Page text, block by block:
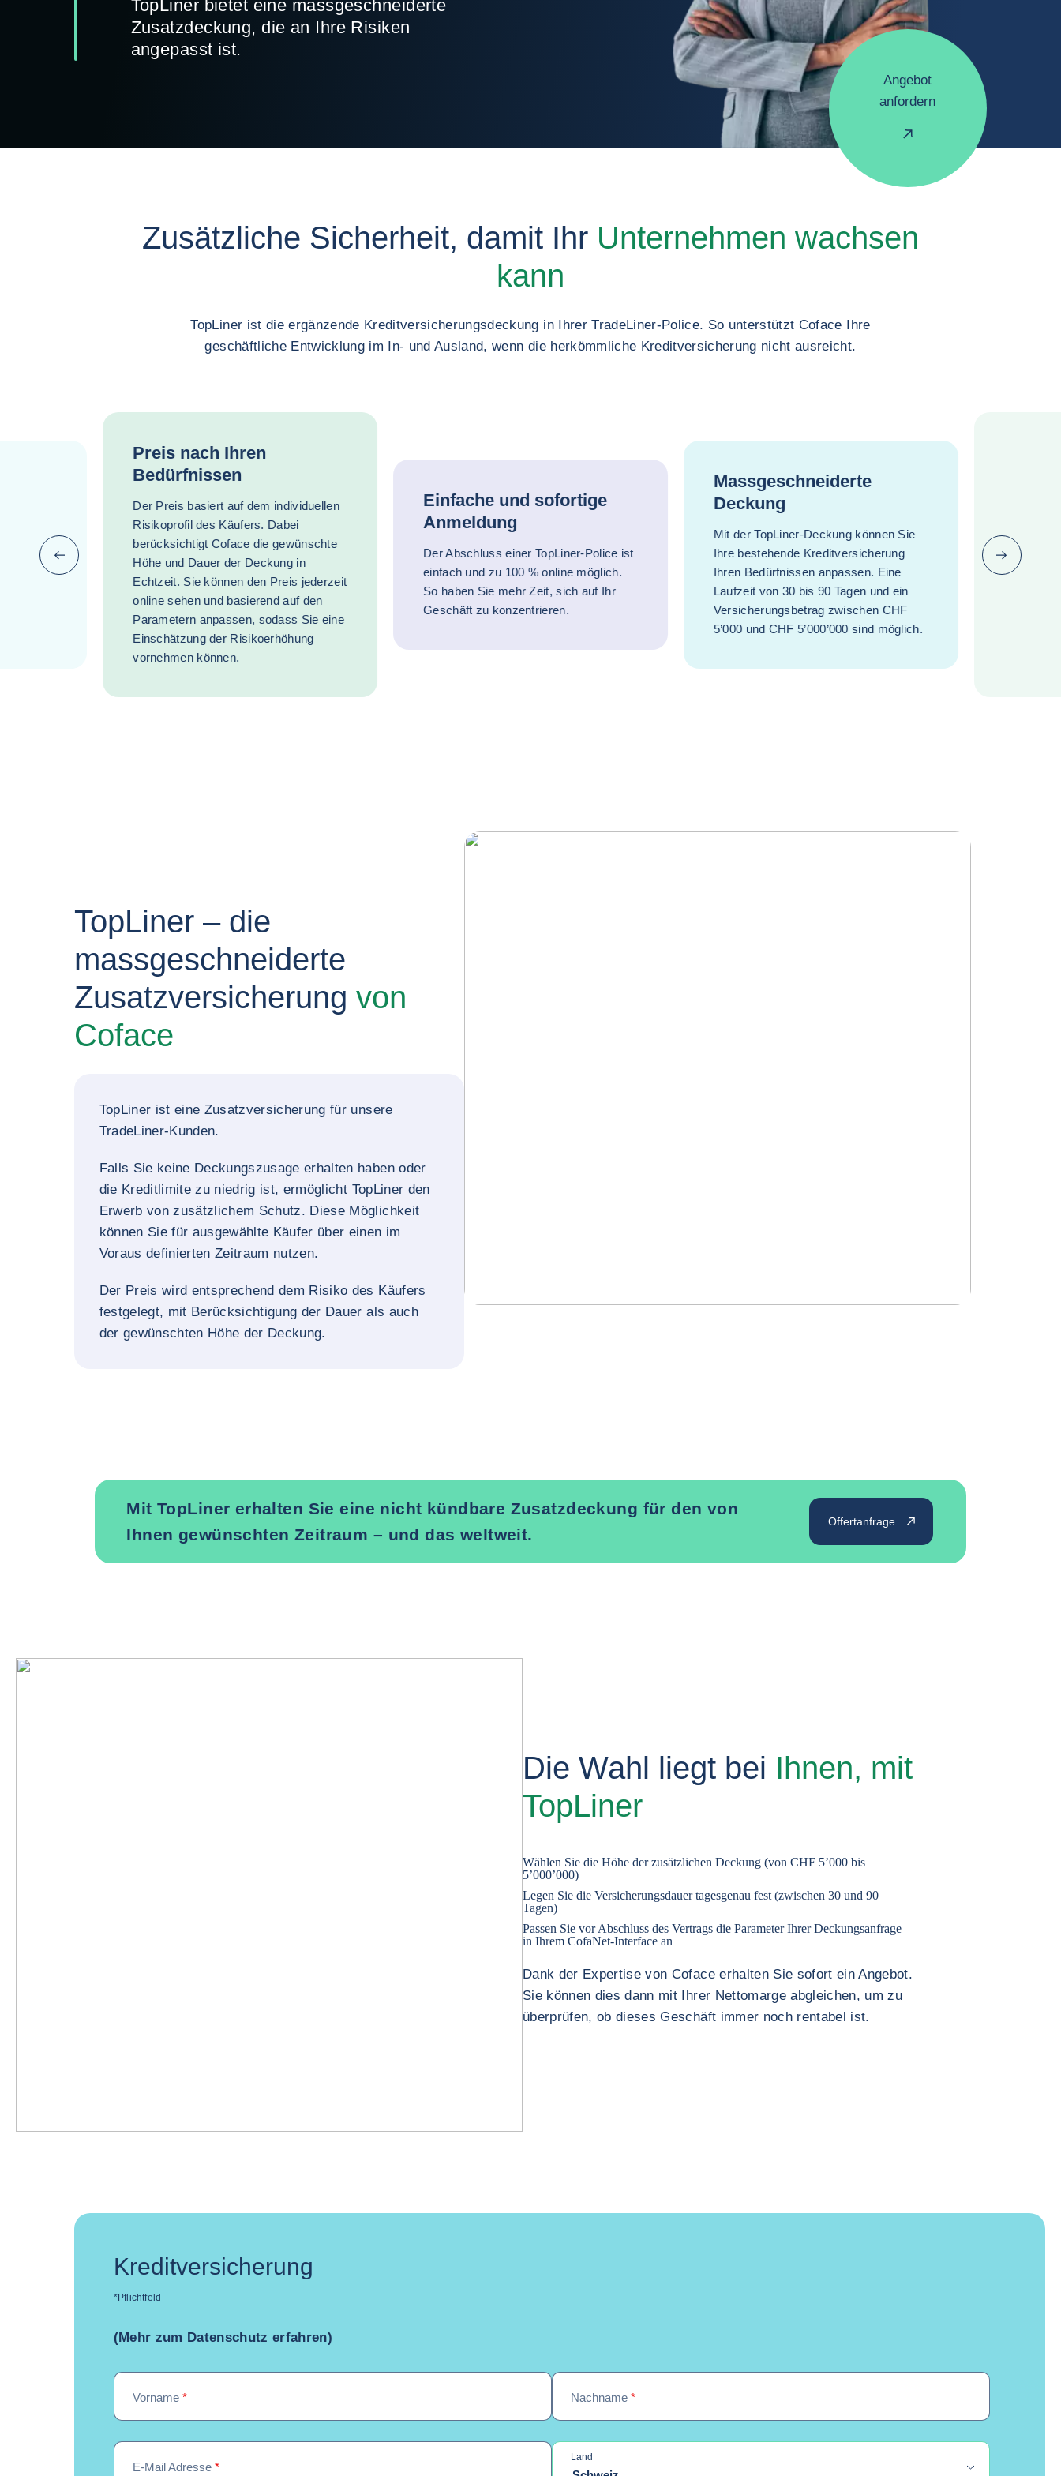
TopLiner bietet eine massgeschneiderte
Zusatzdeckung, die an Ihre Risiken
angepasst ist.
Angebot
anfordern
Zusätzliche Sicherheit, damit Ihr Unternehmen wachsen
kann
TopLiner ist die ergänzende Kreditversicherungsdeckung in Ihrer TradeLiner-Police. So unterstützt Coface Ihre
geschäftliche Entwicklung im In- und Ausland, wenn die herkömmliche Kreditversicherung nicht ausreicht.
Preis nach Ihren
Bedürfnissen
Der Preis basiert auf dem individuellen
Risikoprofil des Käufers. Dabei
berücksichtigt Coface die gewünschte
Höhe und Dauer der Deckung in
Echtzeit. Sie können den Preis jederzeit
online sehen und basierend auf den
Parametern anpassen, sodass Sie eine
Einschätzung der Risikoerhöhung
vornehmen können.
Einfache und sofortige
Anmeldung
Der Abschluss einer TopLiner-Police ist
einfach und zu 100 % online möglich.
So haben Sie mehr Zeit, sich auf Ihr
Geschäft zu konzentrieren.
Massgeschneiderte
Deckung
Mit der TopLiner-Deckung können Sie
Ihre bestehende Kreditversicherung
Ihren Bedürfnissen anpassen. Eine
Laufzeit von 30 bis 90 Tagen und ein
Versicherungsbetrag zwischen CHF
5’000 und CHF 5’000’000 sind möglich.
Zurück (zurück zum letzten Punkt) Weiter
TopLiner – die
massgeschneiderte
Zusatzversicherung von
Coface
TopLiner ist eine Zusatzversicherung für unsere
TradeLiner-Kunden.
Falls Sie keine Deckungszusage erhalten haben oder
die Kreditlimite zu niedrig ist, ermöglicht TopLiner den
Erwerb von zusätzlichem Schutz. Diese Möglichkeit
können Sie für ausgewählte Käufer über einen im
Voraus definierten Zeitraum nutzen.
Der Preis wird entsprechend dem Risiko des Käufers
festgelegt, mit Berücksichtigung der Dauer als auch
der gewünschten Höhe der Deckung.
Mit TopLiner erhalten Sie eine nicht kündbare Zusatzdeckung für den von
Ihnen gewünschten Zeitraum – und das weltweit.
Offertanfrage
Die Wahl liegt bei Ihnen, mit
TopLiner
Wählen Sie die Höhe der zusätzlichen Deckung (von CHF 5’000 bis
5’000’000)
Legen Sie die Versicherungsdauer tagesgenau fest (zwischen 30 und 90
Tagen)
Passen Sie vor Abschluss des Vertrags die Parameter Ihrer Deckungsanfrage
in Ihrem CofaNet-Interface an
Dank der Expertise von Coface erhalten Sie sofort ein Angebot.
Sie können dies dann mit Ihrer Nettomarge abgleichen, um zu
überprüfen, ob dieses Geschäft immer noch rentabel ist.
Kreditversicherung
*Pflichtfeld
(Mehr zum Datenschutz erfahren)
Vorname * Nachname *
E-Mail Adresse *
Land